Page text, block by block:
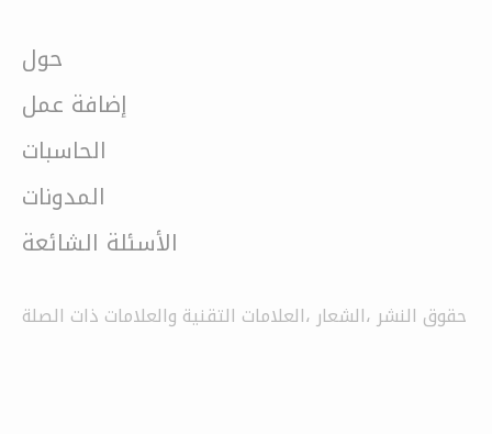
حول
إضافة عمل
الحاسبات
المدونات
الأسئلة الشائعة
حقوق النشر ،الشعار ،العلامات التقنية والعلامات ذات الصلة